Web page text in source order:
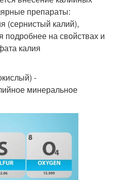
препараты:
(сернистый калий),
подробнее на свойствах и
калия
-
минеральное